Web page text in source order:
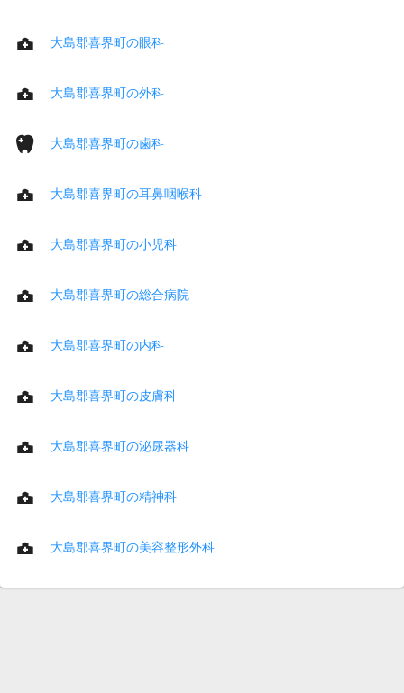
大島郡喜界町の眼科
大島郡喜界町の外科
大島郡喜界町の歯科
大島郡喜界町の耳鼻咽喉科
大島郡喜界町の小児科
大島郡喜界町の総合病院
大島郡喜界町の内科
大島郡喜界町の皮膚科
大島郡喜界町の泌尿器科
大島郡喜界町の精神科
大島郡喜界町の美容整形外科